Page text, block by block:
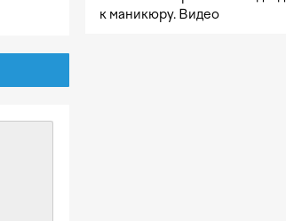
к маникюру. Видео